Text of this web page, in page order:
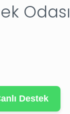
Odası
Destek